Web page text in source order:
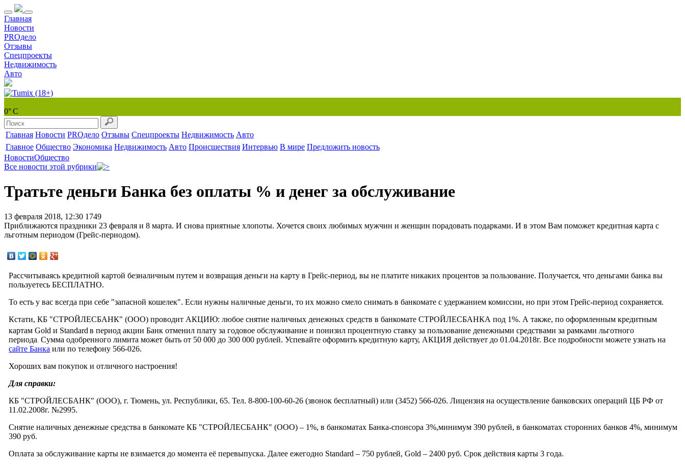
Главная
Новости
PROдело
Отзывы
Спецпроекты
Недвижимость
Авто
0° С
Главная Новости PROдело Отзывы Спецпроекты Недвижимость Авто
Главное Общество Экономика Недвижимость Авто Происшествия Интервью В мире Предложить новость
НовостиОбщество
Все новости этой рубрики
Тратьте деньги Банка без оплаты % и денег за обслуживание
13 февраля 2018, 12:30 1749
Приближаются праздники 23 февраля и 8 марта. И снова приятные хлопоты. Хочется своих любимых мужчин и женщин порадовать подарками. И в этом Вам поможет кредитная карта с
льготным периодом (Грейс-периодом).
Рассчитываясь кредитной картой безналичным путем и возвращая деньги на карту в Грейс-период, вы не платите никаких процентов за пользование. Получается, что деньгами банка вы
пользуетесь БЕСПЛАТНО.
То есть у вас всегда при себе "запасной кошелек". Если нужны наличные деньги, то их можно смело снимать в банкомате с удержанием комиссии, но при этом Грейс-период сохраняется.
Кстати, КБ "СТРОЙЛЕСБАНК" (ООО) проводит АКЦИЮ: любое снятие наличных денежных средств в банкомате СТРОЙЛЕСБАНКА под 1%. А также, по оформленным кредитным
картам Gold и Standard в период акции Банк отменил плату за годовое обслуживание и понизил процентную ставку за пользование денежными средствами за рамками льготного
периода Сумма одобренного лимита может быть от 50 000 до 300 000 рублей. Успевайте оформить кредитную карту, АКЦИЯ действует до 01.04.2018г. Все подробности можете узнать на
сайте Банка или по телефону 566-026.
Хороших вам покупок и отличного настроения!
Для справки:
КБ "СТРОЙЛЕСБАНК" (ООО), г. Тюмень, ул. Республики, 65. Тел. 8-800-100-60-26 (звонок бесплатный) или (3452) 566-026. Лицензия на осуществление банковских операций ЦБ РФ от
11.02.2008г. №2995.
Снятие наличных денежные средства в банкомате КБ "СТРОЙЛЕСБАНК" (ООО) – 1%, в банкоматах Банка-спонсора 3%,минимум 390 рублей, в банкоматах сторонних банков 4%, минимум
390 руб.
Оплата за обслуживание карты не взимается до момента её перевыпуска. Далее ежегодно Standard – 750 рублей, Gold – 2400 руб. Срок действия карты 3 года.